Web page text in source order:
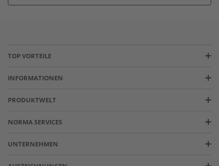
TOP VORTEILE
INFORMATIONEN
PRODUKTWELT
NORMA SERVICES
UNTERNEHMEN